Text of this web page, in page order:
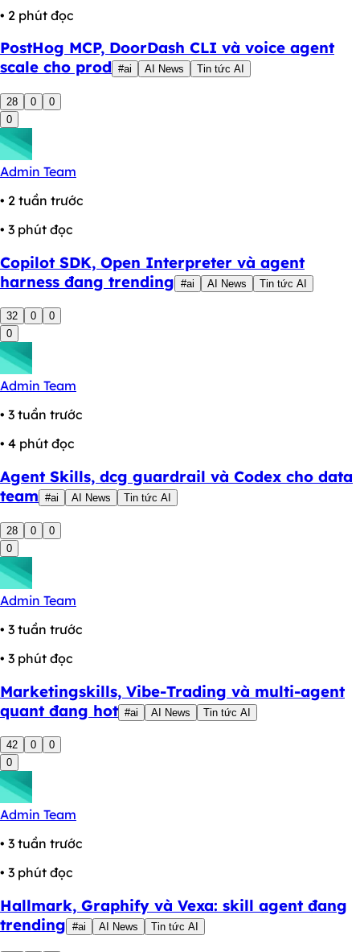
• 2 phút đọc
PostHog MCP, DoorDash CLI và voice agent
scale cho prod #ai AI News Tin tức AI
28 0
0
0
Admin Team
• 2 tuần trước
• 3 phút đọc
Copilot SDK, Open Interpreter và agent
harness đang trending #ai AI News Tin tức AI
32 0
0
0
Admin Team
• 3 tuần trước
• 4 phút đọc
Agent Skills, dcg guardrail và Codex cho data
team #ai AI News Tin tức AI
28 0
0
0
Admin Team
• 3 tuần trước
• 3 phút đọc
Marketingskills, Vibe-Trading và multi-agent
quant đang hot #ai AI News Tin tức AI
42 0
0
0
Admin Team
• 3 tuần trước
• 3 phút đọc
Hallmark, Graphify và Vexa: skill agent đang
trending #ai AI News Tin tức AI